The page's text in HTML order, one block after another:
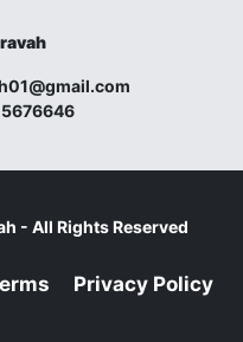
- All Rights Reserved
Privacy Policy